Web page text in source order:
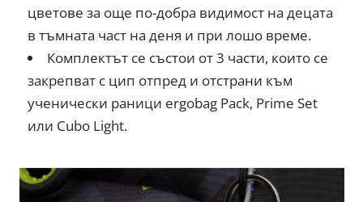
цветове за още по-добра видимост на децата
в тъмната част на деня и при лошо време.
Комплектът се състои от 3 части, които се
закрепват с цип отпред и отстрани към
ученически раници ergobag Pack, Prime Set
или Cubo Light.